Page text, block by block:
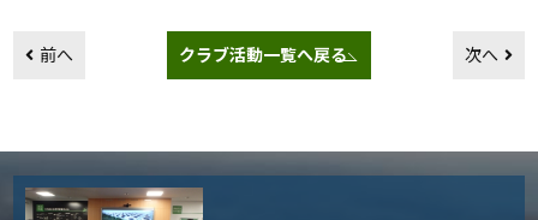
前へ クラブ活動一覧へ戻る 次へ